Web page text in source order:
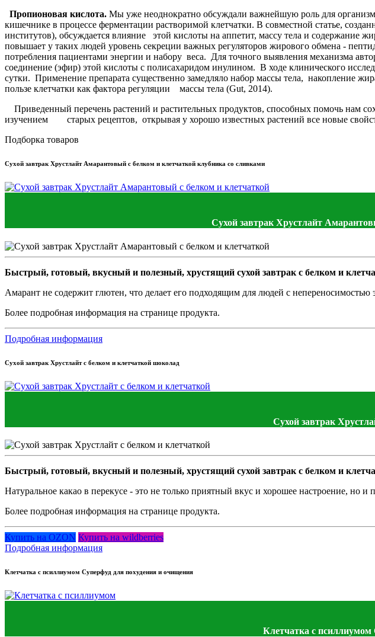
Пропионовая кислота. Мы уже неоднократно обсуждали важнейшую роль для
кишечнике в процессе ферментации растворимой клетчатки. В совместной статье,
институтов), обсуждается влияние этой кислоты на аппетит, массу тела и содержание
повышает у таких людей уровень секреции важных регуляторов жирового обмена -
потребления пациентами энергии и набору веса. Для точного выявления механизма
соединение (эфир) этой кислоты с полисахаридом инулином. В ходе клинического
сутки. Применение препарата существенно замедляло набор массы тела, накопление
пользе клетчатки как фактора регуляции массы тела (Gut, 2014).
Приведенный перечень растений и растительных продуктов, способных помочь нам
изучением старых рецептов, открывая у хорошо известных растений все новые
Подборка товаров
Сухой завтрак Хрустлайт Амарантовый с белком и клетчаткой клубника со сливками
Сухой завтрак Хрустлайт
Быстрый, готовый, вкусный и полезный, хрустящий сухой завтрак с белком и
Амарант не содержит глютен, что делает его подходящим для людей с непереносимостью
Более подробная информация на странице продукта.
Подробная информация
Сухой завтрак Хрустлайт с белком и клетчаткой шоколад
Сухой завтрак
Быстрый, готовый, вкусный и полезный, хрустящий сухой завтрак с белком и
Натуральное какао в перекусе - это не только приятный вкус и хорошее настроение, но
Более подробная информация на странице продукта.
Купить на OZON Купить на wildberries
Подробная информация
Клетчатка с псиллиумом Суперфуд для похудения и очищения
Клетчатка с